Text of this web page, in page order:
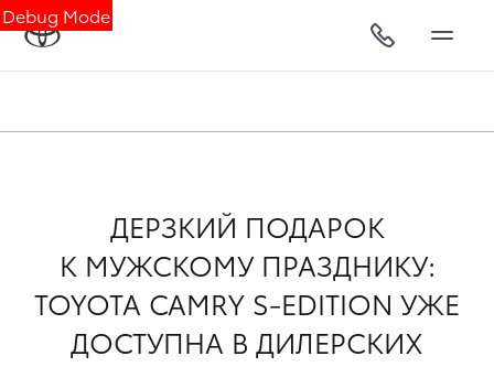
Debug Mode
ДЕРЗКИЙ ПОДАРОК
К МУЖСКОМУ ПРАЗДНИКУ:
TOYOTA CAMRY S-EDITION УЖЕ
ДОСТУПНА В ДИЛЕРСКИХ